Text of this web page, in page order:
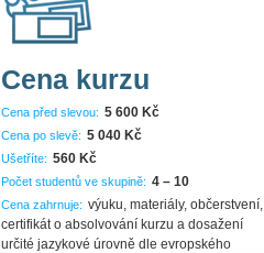
Cena kurzu
Cena před slevou: 5 600 Kč
Cena po slevě: 5 040 Kč
Ušetříte: 560 Kč
Počet studentů ve skupině: 4 – 10
Cena zahrnuje: výuku, materiály, občerstvení,
certifikát o absolvování kurzu a dosažení
určité jazykové úrovně dle evropského